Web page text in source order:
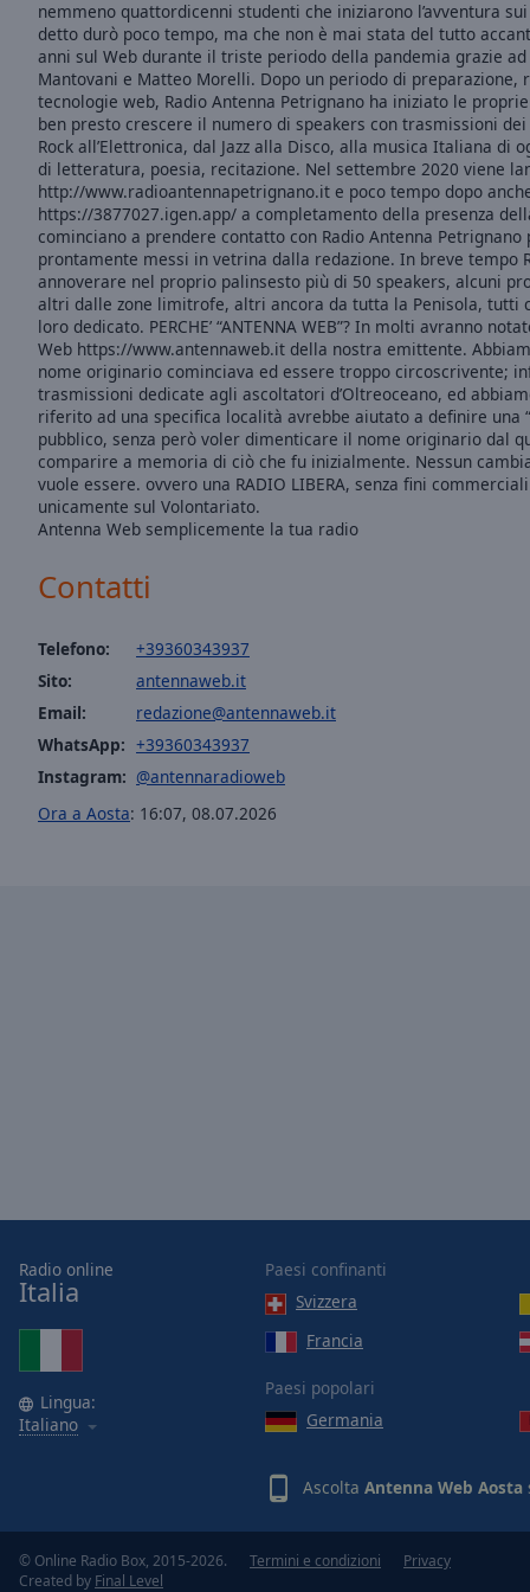
Color
Opacity
Background
Color
Opacity
Caption
Area
Background
Color
Edge
Style
nemmeno quattordicenni studenti che iniziarono l’avventura
detto durò poco tempo, ma che non è mai stata del tutto
anni sul Web durante il triste periodo della pandemia grazie
Mantovani e Matteo Morelli. Dopo un periodo di preparazione,
tecnologie web, Radio Antenna Petrignano ha iniziato le
ben presto crescere il numero di speakers con trasmissioni
Rock all’Elettronica, dal Jazz alla Disco, alla musica Italiana di
di letteratura, poesia, recitazione. Nel settembre 2020 viene
http://www.radioantennapetrignano.it e poco tempo dopo
https://3877027.igen.app/ a completamento della presenza
cominciano a prendere contatto con Radio Antenna
prontamente messi in vetrina dalla redazione. In breve tempo
annoverare nel proprio palinsesto più di 50 speakers, alcuni
altri dalle zone limitrofe, altri ancora da tutta la Penisola, tutti
loro dedicato. PERCHE’ “ANTENNA WEB”? In molti avranno
Web https://www.antennaweb.it della nostra emittente.
nome originario cominciava ed essere troppo circoscrivente;
trasmissioni dedicate agli ascoltatori d’Oltreoceano, ed
riferito ad una specifica località avrebbe aiutato a definire una
pubblico, senza però voler dimenticare il nome originario dal
comparire a memoria di ciò che fu inizialmente. Nessun
vuole essere. ovvero una RADIO LIBERA, senza fini
unicamente sul Volontariato.
Antenna Web semplicemente la tua radio
Contatti
Telefono:
+39360343937
Sito:
antennaweb.it
Email:
redazione@antennaweb.it
WhatsApp: +39360343937
Instagram: @antennaradioweb
Ora a Aosta: 16:07, 08.07.2026
Radio online
Italia
Lingua:
Italiano
Paesi confinanti
Svizzera
Francia
Paesi popolari
Germania
Ascolta Antenna Web Aosta
© Online Radio Box, 2015-2026.
Created by Final Level
Termini e condizioni Privacy